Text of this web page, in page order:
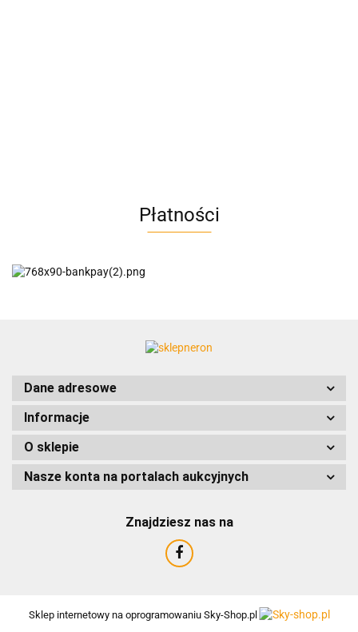
AC EasyLine
AMTRA
Płatności
Dane adresowe
Informacje
O sklepie
Nasze konta na portalach aukcyjnych
Znajdziesz nas na
Sklep internetowy na oprogramowaniu Sky-Shop.pl